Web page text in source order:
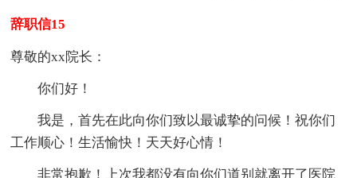
辞职信15
尊敬的xx院长：
你们好！
我是，首先在此向你们致以最诚挚的问候！祝你们
工作顺心！生活愉快！天天好心情！
非常抱歉！上次我都没有向你们道别就离开了医院